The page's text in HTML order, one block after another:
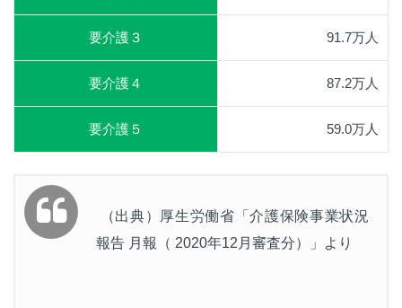
要介護３ 91.7万人
要介護４ 87.2万人
要介護５ 59.0万人
（出典）厚生労働省「介護保険事業状況
報告 月報（ 2020年12月審査分）」より